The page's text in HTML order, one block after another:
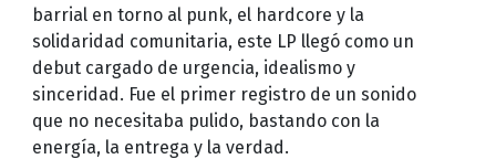
barrial en torno al punk, el hardcore y la
solidaridad comunitaria, este LP llegó como un
debut cargado de urgencia, idealismo y
sinceridad. Fue el primer registro de un sonido
que no necesitaba pulido, bastando con la
energía, la entrega y la verdad.